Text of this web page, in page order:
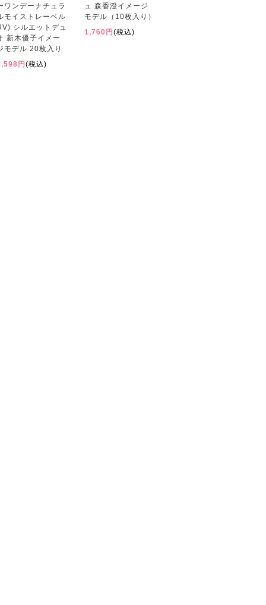
ワンデーナチュラ
モイストレーベル
シルエットデュ
新木優子イメー
モデル 20枚入り
円 (税込)
ュ 森香澄イメージ
モデル（10枚入り）
1,760円 (税込)